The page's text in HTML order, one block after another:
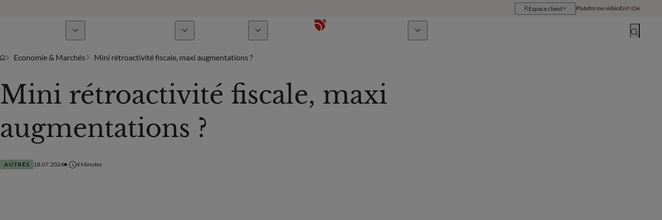
Espace client Plateforme vidéoEnFrDe
Economie & Marchés Mini rétroactivité fiscale, maxi augmentations ?
Mini rétroactivité fiscale, maxi
augmentations ?
AUTRES 18.07.2024 4 Minutes